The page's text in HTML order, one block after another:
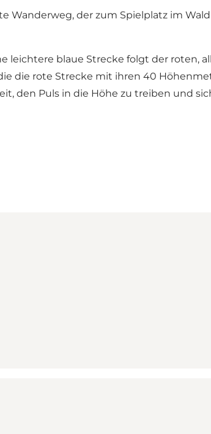
der zum Spielplatz im
leichtere blaue Strecke folgt der roten,
die rote Strecke mit ihren 40
den Puls in die Höhe zu treiben und